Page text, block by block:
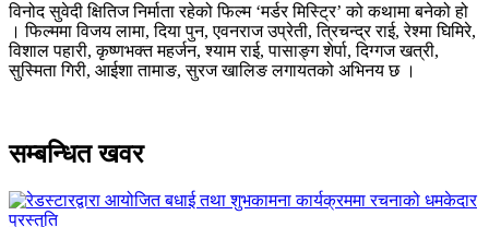
विनोद सुवेदी क्षितिज निर्माता रहेको फिल्म ‘मर्डर मिस्ट्रि’ को कथामा बनेको हो
। फिल्ममा विजय लामा, दिया पुन, एवनराज उप्रेती, त्रिचन्द्र राई, रेश्मा घिमिरे,
विशाल पहारी, कृष्णभक्त महर्जन, श्याम राई, पासाङ्ग शेर्पा, दिग्गज खत्री,
सुस्मिता गिरी, आईशा तामाङ, सुरज खालिङ लगायतको अभिनय छ ।
सम्बन्धित खवर